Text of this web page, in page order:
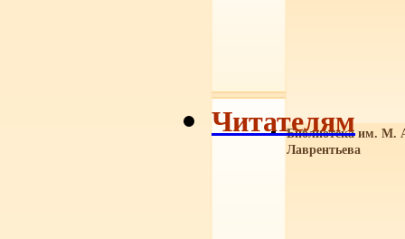
Библиотека им. М.
Лаврентьева
Читателям